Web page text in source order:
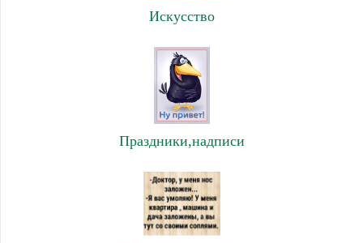
Искусство
Праздники,надписи